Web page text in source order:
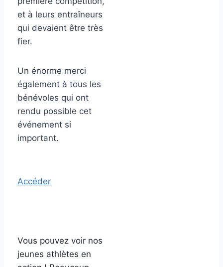
et à leurs entraîneurs
qui devaient être très
fier.
Un énorme merci
également à tous les
bénévoles qui ont
rendu possible cet
événement si
important.
Accéder
Vous pouvez voir nos
jeunes athlètes en